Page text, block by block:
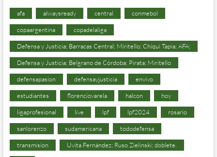
afa alwaysready central conmebol
copaargentina copadelaliga
Defensa y Justicia; Barracas Central; Miritello; Chiqui Tapia; AFA;
Defensa y Justicia; Belgrano de Córdoba; Pirata; Miritello
defensapasion defensayjusticia envivo
estudiantes florenciovarela halcon hoy
ligaprofesional live lpf lpf2024 rosario
sanlorenzo sudamericana tododefensa
transmision Uvita Fernández; Ruso Zielinski; doblete.